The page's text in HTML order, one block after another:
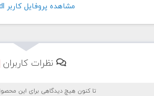
مشاهده پروفايل کاربر vectordl
نظرات کاربران
تا کنون هیچ دیدگاهی برای این